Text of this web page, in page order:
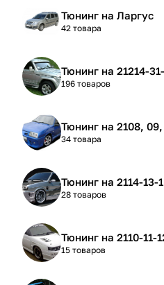
Тюнинг на Ларгус
42 товара
Тюнинг на
196 товаров
Тюнинг на
34 товара
Тюнинг на
28 товаров
Тюнинг на
15 товаров